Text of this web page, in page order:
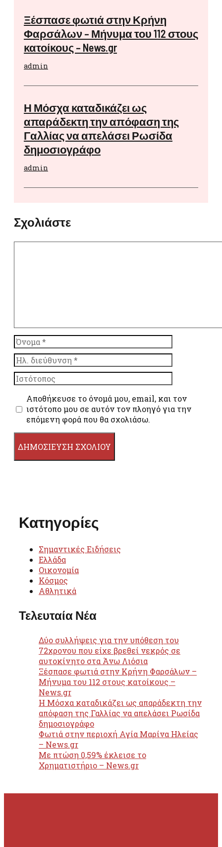
Ξέσπασε φωτιά στην Κρήνη
Φαρσάλων – Μήνυμα του 112 στους
κατοίκους – News.gr
admin
Η Μόσχα καταδικάζει ως
απαράδεκτη την απόφαση της
Γαλλίας να απελάσει Ρωσίδα
δημοσιογράφο
admin
Σχολιάστε
Όνομα
Ηλ.
διεύθυνση
Ιστότοπος
Αποθήκευσε το όνομά μου, email, και τον
ιστότοπο μου σε αυτόν τον πλοηγό για την
επόμενη φορά που θα σχολιάσω.
Κατηγορίες
Σημαντικές Ειδήσεις
Ελλάδα
Οικονομία
Κόσμος
Αθλητικά
Τελευταία Νέα
Δύο συλλήψεις για την υπόθεση του
72χρονου που είχε βρεθεί νεκρός σε
αυτοκίνητο στα Άνω Λιόσια
Ξέσπασε φωτιά στην Κρήνη Φαρσάλων –
Μήνυμα του 112 στους κατοίκους –
News.gr
Η Μόσχα καταδικάζει ως απαράδεκτη την
απόφαση της Γαλλίας να απελάσει Ρωσίδα
δημοσιογράφο
Φωτιά στην περιοχή Αγία Μαρίνα Ηλείας
– News.gr
Με πτώση 0,59% έκλεισε το
Χρηματιστήριο – News.gr